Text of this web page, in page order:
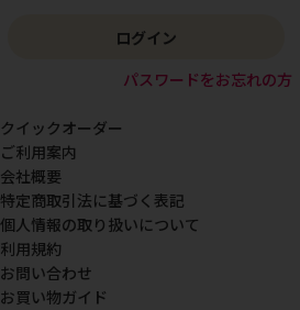
ログイン
パスワードをお忘れの方
クイックオーダー
ご利用案内
会社概要
特定商取引法に基づく表記
個人情報の取り扱いについて
利用規約
お問い合わせ
お買い物ガイド